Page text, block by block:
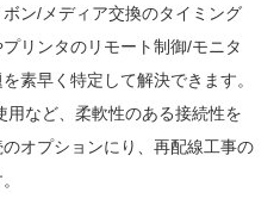
ン/メディア交換のタイミング
リンタのリモート制御/モニタ
素早く特定して解決できます。
など、柔軟性のある接続性を
オプションにり、再配線工事の